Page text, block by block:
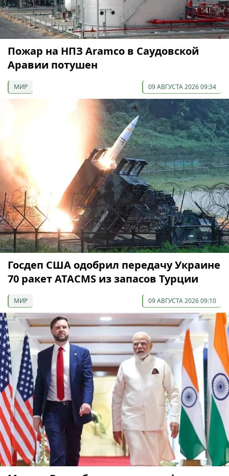
Пожар на НПЗ Aramco в Саудовской
Аравии потушен
МИР 09 АВГУСТА 2026 09:34
Госдеп США одобрил передачу Украине
70 ракет ATACMS из запасов Турции
МИР 09 АВГУСТА 2026 09:10